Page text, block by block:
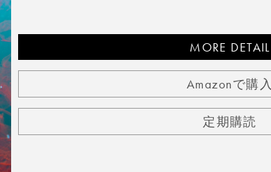
MORE DETAIL
Amazonで購入
定期購読